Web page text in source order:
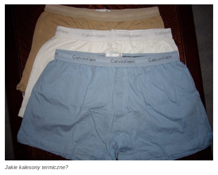
Jakie kalesony termiczne?